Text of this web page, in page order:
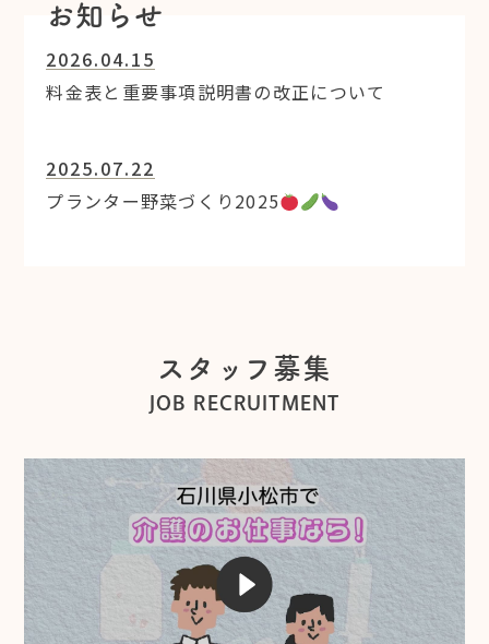
お知らせ
2026.04.15
料金表と重要事項説明書の改正について
2025.07.22
プランター野菜づくり2025
スタッフ募集
JOB RECRUITMENT